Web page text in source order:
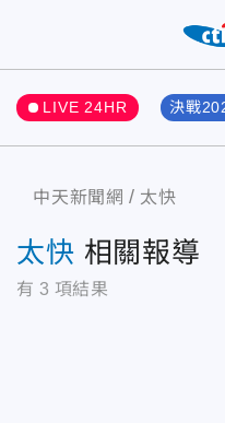
LIVE 24HR 決戰
中天新聞網 太快
太快 相關報導
有 3 項結果